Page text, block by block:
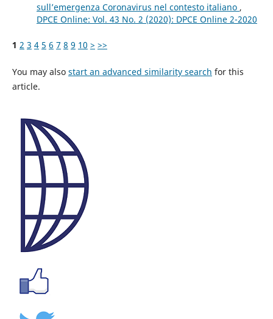
sull’emergenza Coronavirus nel contesto italiano ,
DPCE Online: Vol. 43 No. 2 (2020): DPCE Online 2-2020
1 2 3 4 5 6 7 8 9 10 > >>
You may also start an advanced similarity search for this
article.